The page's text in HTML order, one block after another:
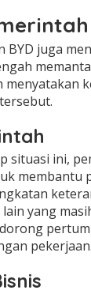
BYD juga
menyatakan
situasi ini,
membantu
yang
pekerjaan.